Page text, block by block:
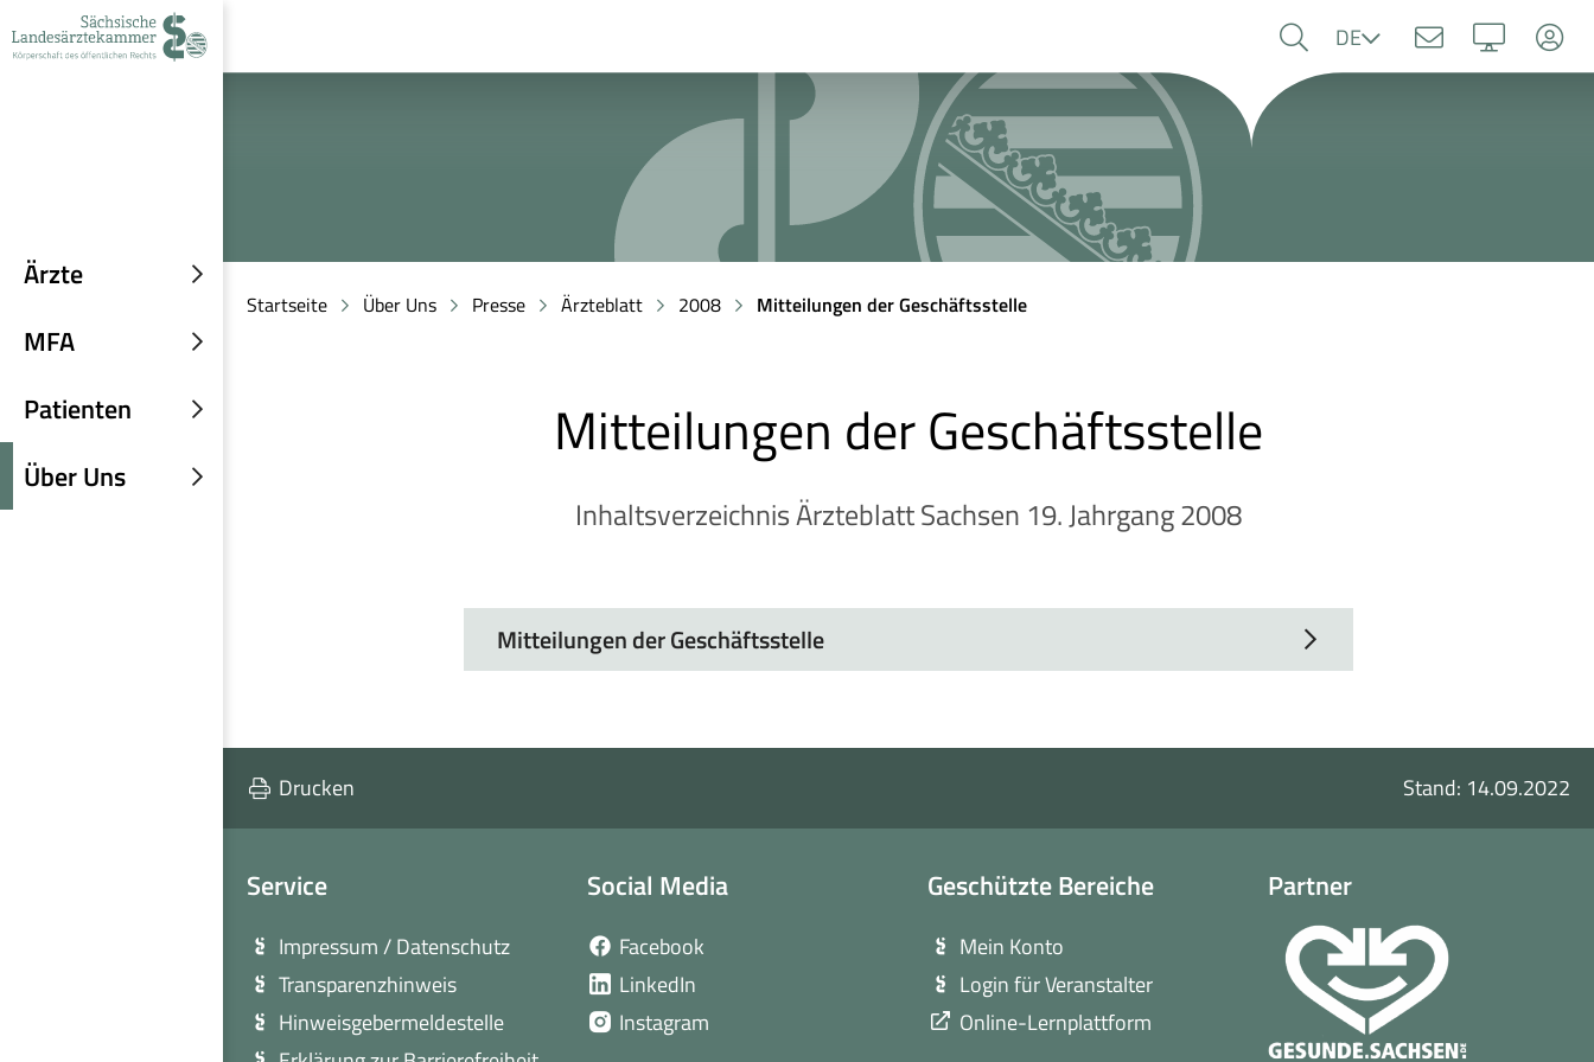
Navigation
Suche
Inhalt
Ärzte
Untermenü
MFA
Untermenü
Patienten
Untermenü
Über Uns
Untermenü
Sprache
DE
Startseite Über Uns Presse Ärzteblatt 2008 Mitteilungen der Geschäftsstelle
Mitteilungen der Geschäftsstelle
Inhaltsverzeichnis Ärzteblatt Sachsen 19. Jahrgang 2008
Mitteilungen der Geschäftsstelle
Drucken Stand: 14.09.2022
Service
Impressum / Datenschutz
Transparenzhinweis
Hinweisgebermeldestelle
Social Media
Facebook
neuem
LinkedIn
in
Instagram
Geschützte Bereiche
Mein Konto
Login für Veranstalter
Online-Lernplattform
Partner